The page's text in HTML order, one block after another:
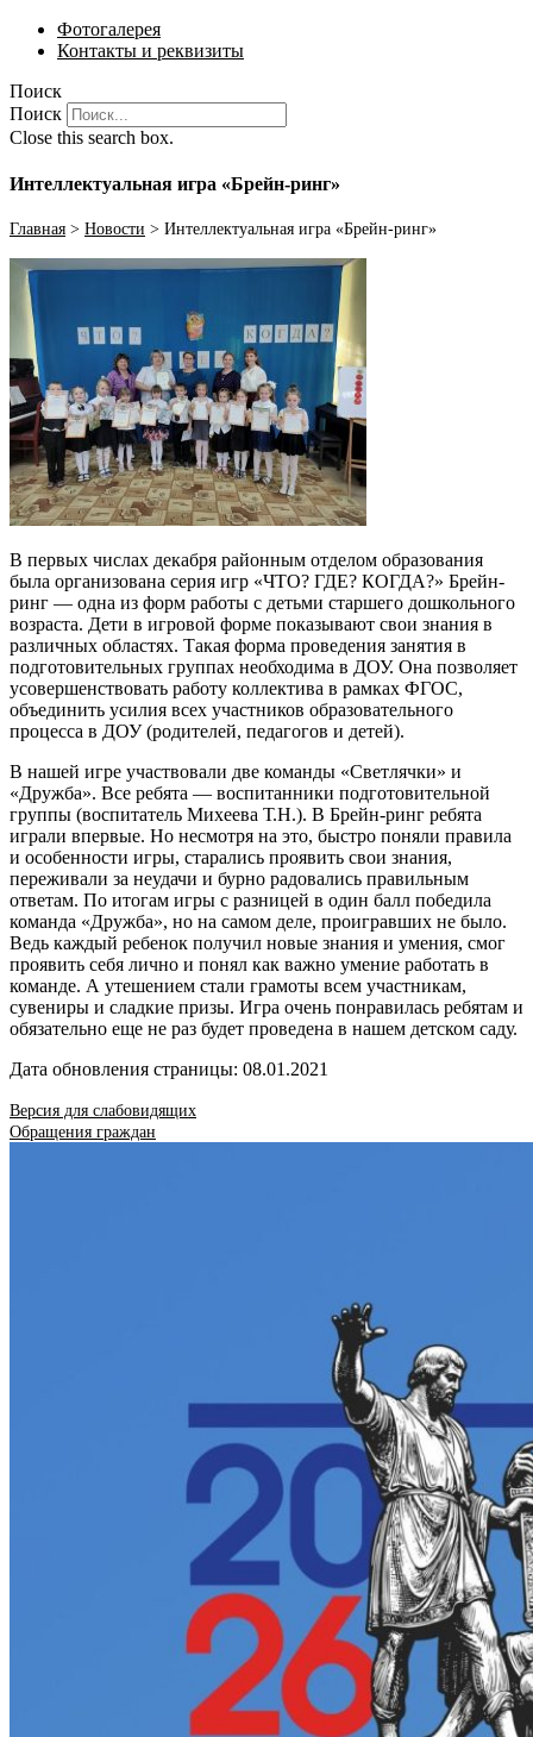
Фотогалерея
Контакты и реквизиты
Поиск
Поиск
Close this search box.
Интеллектуальная игра «Брейн-ринг»
Главная > Новости > Интеллектуальная игра «Брейн-ринг»
В первых числах декабря районным отделом образования
была организована серия игр «ЧТО? ГДЕ? КОГДА?» Брейн-
ринг — одна из форм работы с детьми старшего дошкольного
возраста. Дети в игровой форме показывают свои знания в
различных областях. Такая форма проведения занятия в
подготовительных группах необходима в ДОУ. Она позволяет
усовершенствовать работу коллектива в рамках ФГОС,
объединить усилия всех участников образовательного
процесса в ДОУ (родителей, педагогов и детей).
В нашей игре участвовали две команды «Светлячки» и
«Дружба». Все ребята — воспитанники подготовительной
группы (воспитатель Михеева Т.Н.). В Брейн-ринг ребята
играли впервые. Но несмотря на это, быстро поняли правила
и особенности игры, старались проявить свои знания,
переживали за неудачи и бурно радовались правильным
ответам. По итогам игры с разницей в один балл победила
команда «Дружба», но на самом деле, проигравших не было.
Ведь каждый ребенок получил новые знания и умения, смог
проявить себя лично и понял как важно умение работать в
команде. А утешением стали грамоты всем участникам,
сувениры и сладкие призы. Игра очень понравилась ребятам и
обязательно еще не раз будет проведена в нашем детском саду.
Дата обновления страницы: 08.01.2021
Версия для слабовидящих
Обращения граждан